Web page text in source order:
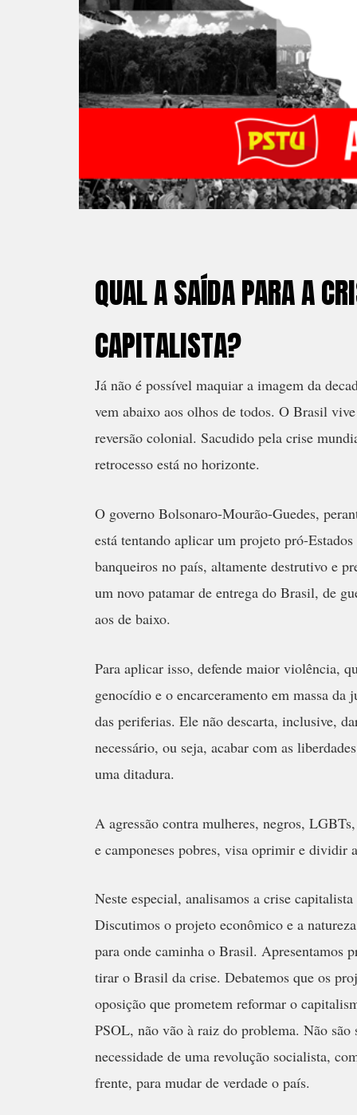
QUAL A SAÍDA PARA A
CAPITALISTA?
Já não é possível maquiar a imagem da
vem abaixo aos olhos de todos. O Brasil
reversão colonial. Sacudido pela crise
retrocesso está no horizonte.
O governo Bolsonaro-Mourão-Guedes,
está tentando aplicar um projeto pró-
banqueiros no país, altamente destrutivo e
um novo patamar de entrega do Brasil, de
aos de baixo.
Para aplicar isso, defende maior violência,
genocídio e o encarceramento em massa da
das periferias. Ele não descarta, inclusive,
necessário, ou seja, acabar com as
uma ditadura.
A agressão contra mulheres, negros,
e camponeses pobres, visa oprimir e dividir
Neste especial, analisamos a crise
Discutimos o projeto econômico e a
para onde caminha o Brasil. Apresentamos
tirar o Brasil da crise. Debatemos que os
oposição que prometem reformar o
PSOL, não vão à raiz do problema. Não são
necessidade de uma revolução socialista,
frente, para mudar de verdade o país.